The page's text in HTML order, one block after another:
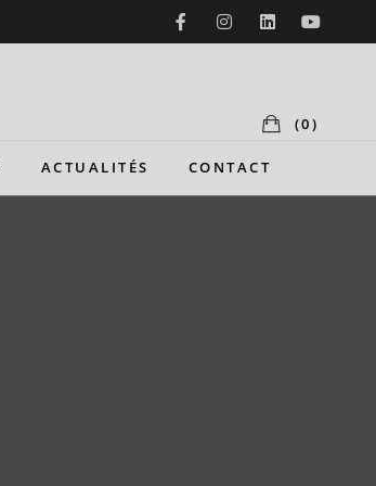
ACTUALITÉS CONTACT
(0)